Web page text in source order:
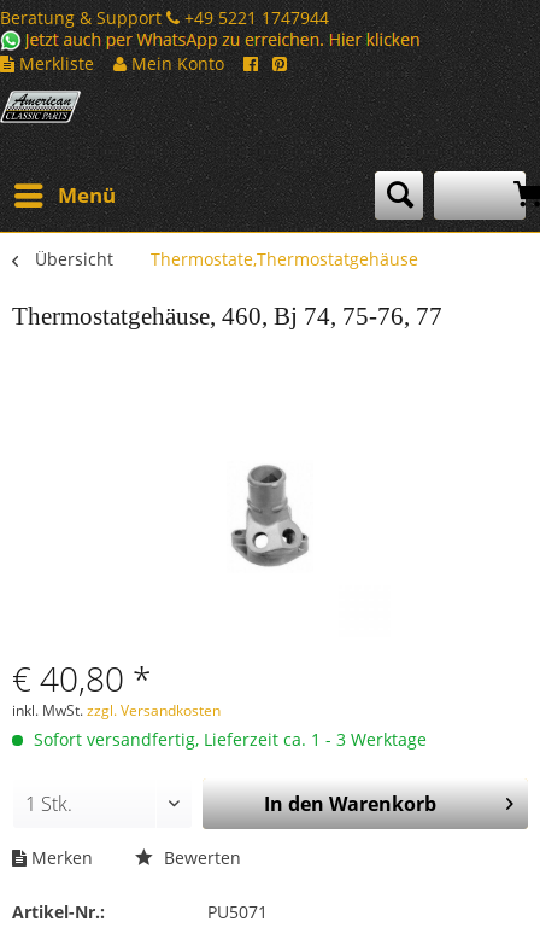
Beratung & Support
+49 5221 1747944
Merkliste
Mein Konto
Menü
Übersicht Thermostate,Thermostatgehäuse
Thermostatgehäuse, 460, Bj 74, 75-76, 77
€ 40,80 *
inkl. MwSt.zzgl. Versandkosten
Sofort versandfertig, Lieferzeit ca. 1 - 3 Werktage
In denWarenkorb
Merken Bewerten
Artikel-Nr.: PU5071